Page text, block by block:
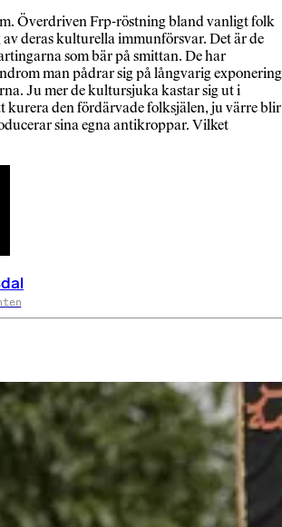
Överdriven Frp-röstning bland vanligt folk
av deras kulturella immunförsvar. Det är de
som bär på smittan. De har
man pådrar sig på långvarig
Ju mer de kultursjuka kastar sig ut i
kurera den fördärvade folksjälen, ju värre blir
sina egna antikroppar. Vilket